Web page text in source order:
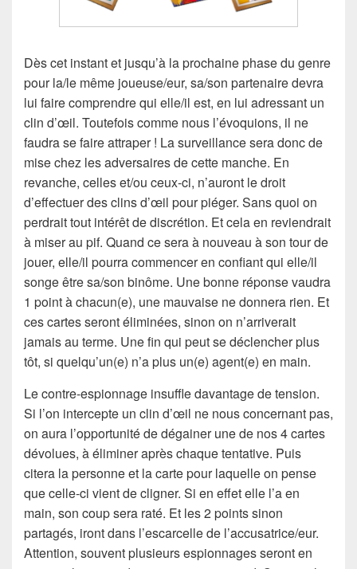
Dès cet instant et jusqu’à la prochaine phase du genre
pour la/le même joueuse/eur, sa/son partenaire devra
lui faire comprendre qui elle/il est, en lui adressant un
clin d’œil. Toutefois comme nous l’évoquions, il ne
faudra se faire attraper ! La surveillance sera donc de
mise chez les adversaires de cette manche. En
revanche, celles et/ou ceux-ci, n’auront le droit
d’effectuer des clins d’œil pour piéger. Sans quoi on
perdrait tout intérêt de discrétion. Et cela en reviendrait
à miser au pif. Quand ce sera à nouveau à son tour de
jouer, elle/il pourra commencer en confiant qui elle/il
songe être sa/son binôme. Une bonne réponse vaudra
1 point à chacun(e), une mauvaise ne donnera rien. Et
ces cartes seront éliminées, sinon on n’arriverait
jamais au terme. Une fin qui peut se déclencher plus
tôt, si quelqu’un(e) n’a plus un(e) agent(e) en main.
Le contre-espionnage insuffle davantage de tension.
Si l’on intercepte un clin d’œil ne nous concernant pas,
on aura l’opportunité de dégainer une de nos 4 cartes
dévolues, à éliminer après chaque tentative. Puis
citera la personne et la carte pour laquelle on pense
que celle-ci vient de cligner. Si en effet elle l’a en
main, son coup sera raté. Et les 2 points sinon
partagés, iront dans l’escarcelle de l’accusatrice/eur.
Attention, souvent plusieurs espionnages seront en